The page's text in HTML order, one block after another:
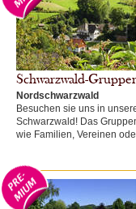
Schwarzwald-
Nordschwarzwald
Besuchen sie uns in
Schwarzwald! Das
wie Familien, Vereinen